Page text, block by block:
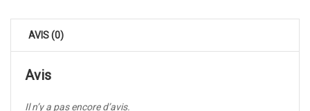
AVIS (0)
Avis
Il n’y a pas encore d’avis.